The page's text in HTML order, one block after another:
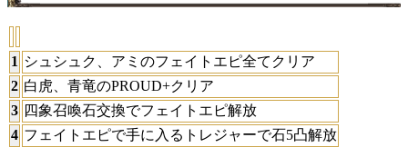
1 シュシュク、アミのフェイトエピ全てクリア
2 白虎、青竜のPROUD+クリア
3 四象召喚石交換でフェイトエピ解放
4 フェイトエピで手に入るトレジャーで石5凸解放